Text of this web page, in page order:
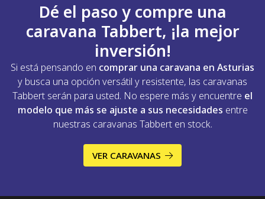
Dé el paso y compre una
caravana Tabbert, ¡la mejor
inversión!
Si está pensando en comprar una caravana en Asturias
y busca una opción versátil y resistente, las caravanas
Tabbert serán para usted. No espere más y encuentre el
modelo que más se ajuste a sus necesidades entre
nuestras caravanas Tabbert en stock.
VER CARAVANAS